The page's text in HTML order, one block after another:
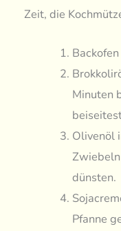
Zeit, die
Minuten
Olivenöl
dünsten.
Pfanne